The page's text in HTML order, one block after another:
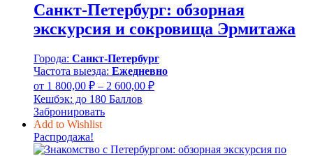
Санкт-Петербург: обзорная
экскурсия и сокровища Эрмитажа
Города: Санкт-Петербург
Частота выезда: Ежедневно
от 1 800,00 ₽ – 2 600,00 ₽Диапазон
2
Кешбэк: до 180 Баллов
Забронировать
Add to Wishlist
Распродажа!